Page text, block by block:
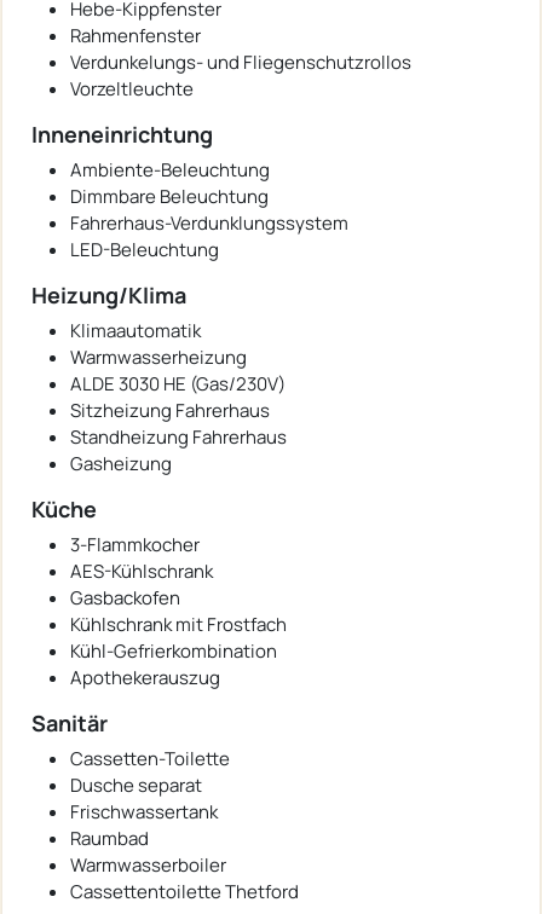
Hebe-Kippfenster
Rahmenfenster
Verdunkelungs- und Fliegenschutzrollos
Vorzeltleuchte
Inneneinrichtung
Ambiente-Beleuchtung
Dimmbare Beleuchtung
Fahrerhaus-Verdunklungssystem
LED-Beleuchtung
Heizung/Klima
Klimaautomatik
Warmwasserheizung
ALDE 3030 HE (Gas/230V)
Sitzheizung Fahrerhaus
Standheizung Fahrerhaus
Gasheizung
Küche
3-Flammkocher
AES-Kühlschrank
Gasbackofen
Kühlschrank mit Frostfach
Kühl-Gefrierkombination
Apothekerauszug
Sanitär
Cassetten-Toilette
Dusche separat
Frischwassertank
Raumbad
Warmwasserboiler
Cassettentoilette Thetford